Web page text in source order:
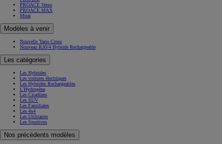
PROACE Verso
PROACE MAX
Mirai
Modèles à venir
Nouvelle Yaris Cross
Nouveau RAV4 Hybride Rechargeable
Les catégories
Les Hybrides
Les voitures électriques
Les Hybrides Rechargeables
L'Hydrogène
Les Citadines
Les SUV
Les Familiales
Les 4x4
Les Utilitaires
Les Sportives
Nos précédents modèles